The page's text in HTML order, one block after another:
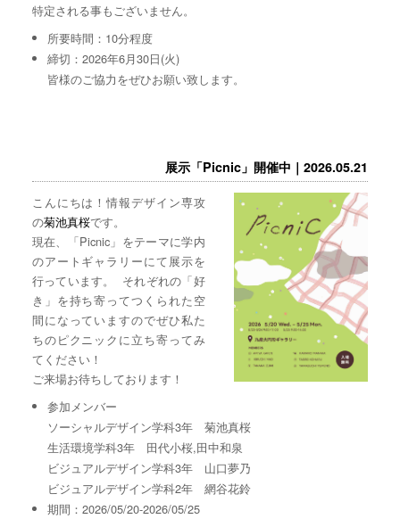
特定される事もございません。
所要時間：10分程度
締切：2026年6月30日(火)
皆様のご協力をぜひお願い致します。
展示「Picnic」開催中｜2026.05.21
こんにちは！情報デザイン専攻
の菊池真桜です。
現在、「Picnic」をテーマに学内
のアートギャラリーにて展示を
行っています。 それぞれの「好
き」を持ち寄ってつくられた空
間になっていますのでぜひ私た
ちのピクニックに立ち寄ってみ
てください！
ご来場お待ちしております！
参加メンバー
ソーシャルデザイン学科3年 菊池真桜
生活環境学科3年 田代小桜,田中和泉
ビジュアルデザイン学科3年 山口夢乃
ビジュアルデザイン学科2年 網谷花鈴
期間：2026/05/20-2026/05/25